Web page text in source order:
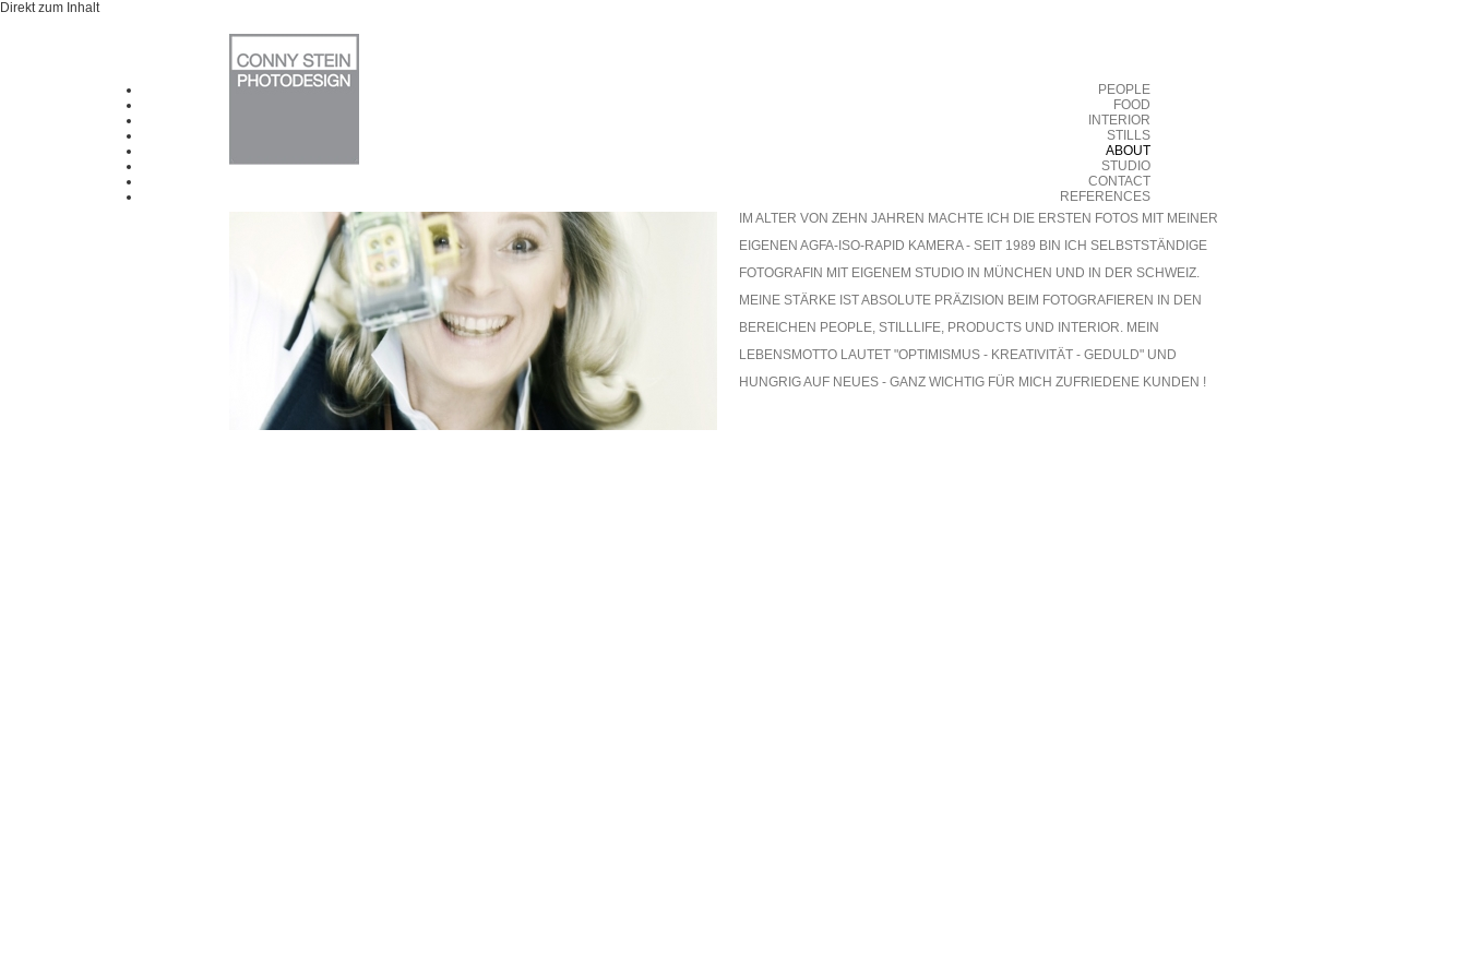
Direkt zum Inhalt
PEOPLE
FOOD
INTERIOR
STILLS
ABOUT
STUDIO
CONTACT
REFERENCES
IM ALTER VON ZEHN JAHREN MACHTE ICH DIE ERSTEN FOTOS MIT MEINER
EIGENEN AGFA-ISO-RAPID KAMERA - SEIT 1989 BIN ICH SELBSTSTÄNDIGE
FOTOGRAFIN MIT EIGENEM STUDIO IN MÜNCHEN UND IN DER SCHWEIZ.
MEINE STÄRKE IST ABSOLUTE PRÄZISION BEIM FOTOGRAFIEREN IN DEN
BEREICHEN PEOPLE, STILLLIFE, PRODUCTS UND INTERIOR. MEIN
LEBENSMOTTO LAUTET "OPTIMISMUS - KREATIVITÄT - GEDULD" UND
HUNGRIG AUF NEUES - GANZ WICHTIG FÜR MICH ZUFRIEDENE KUNDEN !